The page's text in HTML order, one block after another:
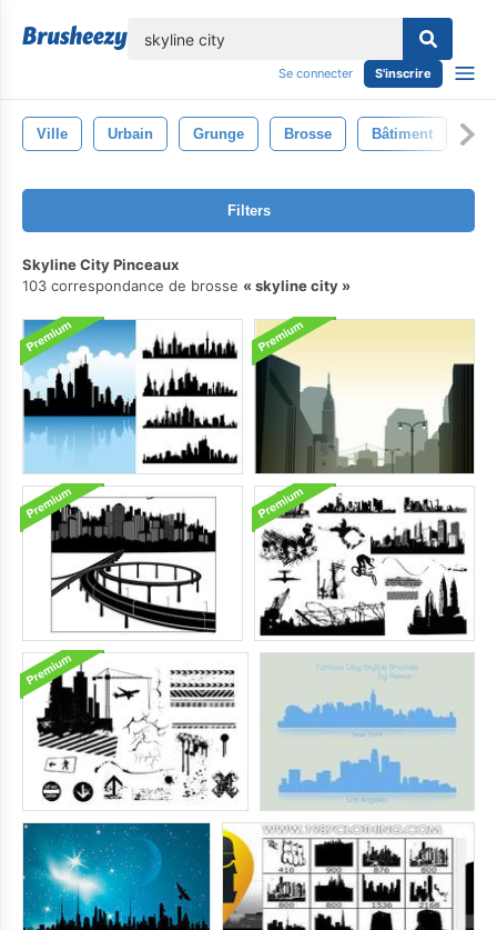
Se connecter S'inscrire
Ville Urbain Grunge Brosse Bâtiment
Filters
Skyline City Pinceaux
103 correspondance de brosse
skyline city